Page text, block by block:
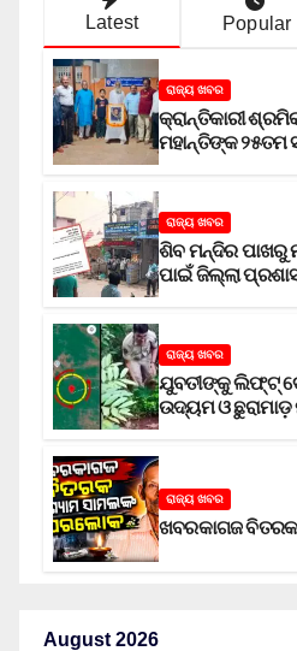
Latest Popular
ରାଜ୍ୟ ଖବର
କ୍ରାନ୍ତିକାରୀ
ମହାନ୍ତିଙ୍କ ୨୫ତମ
ରାଜ୍ୟ ଖବର
ଶିବ ମନ୍ଦିର ପାଖରୁ
ପାଇଁ ଜିଲ୍ଲା
ରାଜ୍ୟ ଖବର
ଯୁବତୀଙ୍କୁ ଲିଫ୍‌ଟ୍‌
ଉଦ୍ୟମ ଓ ଛୁରାମାଡ଼
ରାଜ୍ୟ ଖବର
ଖବରକାଗଜ
August 2026